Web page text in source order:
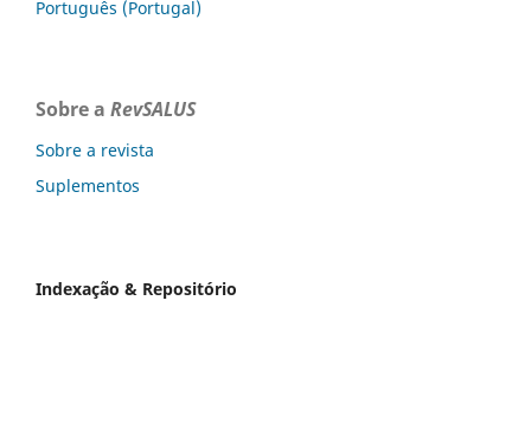
Português (Portugal)
Sobre a RevSALUS
Sobre a revista
Suplementos
Indexação & Repositório